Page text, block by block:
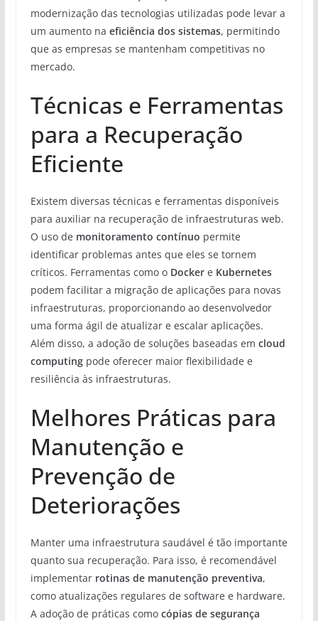
modernização das tecnologias utilizadas pode levar a
um aumento na eficiência dos sistemas, permitindo
que as empresas se mantenham competitivas no
mercado.
Técnicas e Ferramentas
para a Recuperação
Eficiente
Existem diversas técnicas e ferramentas disponíveis
para auxiliar na recuperação de infraestruturas web.
O uso de monitoramento contínuo permite
identificar problemas antes que eles se tornem
críticos. Ferramentas como o Dockere Kubernetes
podem facilitar a migração de aplicações para novas
infraestruturas, proporcionando ao desenvolvedor
uma forma ágil de atualizar e escalar aplicações.
Além disso, a adoção de soluções baseadas em cloud
computingpode oferecer maior flexibilidade e
resiliência às infraestruturas.
Melhores Práticas para
Manutenção e
Prevenção de
Deteriorações
Manter uma infraestrutura saudável é tão importante
quanto sua recuperação. Para isso, é recomendável
implementar rotinas de manutenção preventiva,
como atualizações regulares de software e hardware.
A adoção de práticas como cópias de segurança